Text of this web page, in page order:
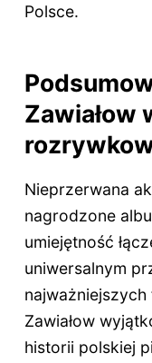
Polsce.
Zawiałow
Nieprzerwana
nagrodzone
umiejętność
uniwersalnym
Zawiałow
historii polskiej